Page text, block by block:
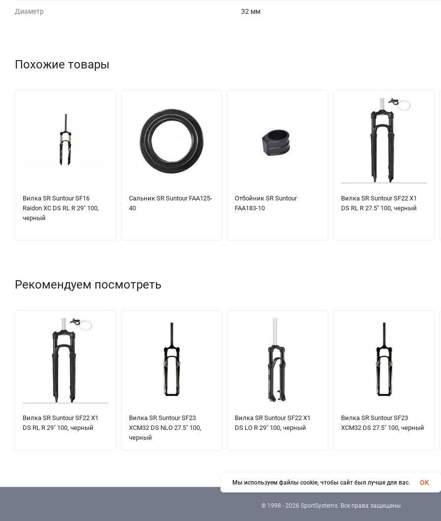
Диаметр 32 мм
Похожие товары
Вилка SR Suntour SF16
Raidon XC DS RL R 29" 100,
черный
Сальник SR Suntour FAA125-
40
Отбойник SR Suntour
FAA183-10
Вилка SR Suntour SF22 X1
DS RL R 27.5" 100, черный
Рекомендуем посмотреть
Вилка SR Suntour SF22 X1
DS RL R 29" 100, черный
Вилка SR Suntour SF23
XCM32 DS NLO 27.5" 100,
черный
Вилка SR Suntour SF22 X1
DS LO R 29" 100, черный
Вилка SR Suntour SF23
XCM32 DS 27.5" 100, черный
© 1998 - 2026 SportSystems. Все права защищены
Мы используем файлы cookie, чтобы сайт был лучше для вас. OK